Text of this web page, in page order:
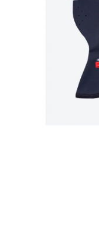
Vrátenie a výmena